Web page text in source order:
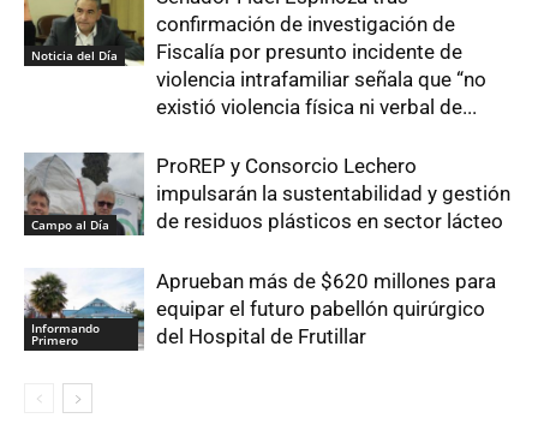
Noticia del Día
confirmación de investigación de
Fiscalía por presunto incidente de
violencia intrafamiliar señala que “no
existió violencia física ni verbal de...
Campo al Día
ProREP y Consorcio Lechero
impulsarán la sustentabilidad y gestión
de residuos plásticos en sector lácteo
Informando
Primero
Aprueban más de $620 millones para
equipar el futuro pabellón quirúrgico
del Hospital de Frutillar